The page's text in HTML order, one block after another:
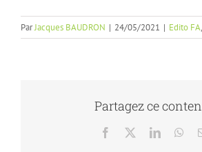
ParJacques BAUDRON | 24/05/2021 | Edito FA,
Partagez ce
Facebook LinkedIn